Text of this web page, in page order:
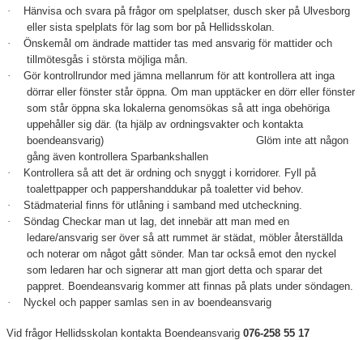
·
Hänvisa och svara på frågor om spelplatser, dusch sker på Ulvesborg
eller sista spelplats för lag som bor på Hellidsskolan.
·
Önskemål om ändrade mattider tas med ansvarig för mattider och
tillmötesgås i största möjliga mån.
·
Gör kontrollrundor med jämna mellanrum för att kontrollera att inga
dörrar eller fönster står öppna. Om man upptäcker en dörr eller fönster
som står öppna ska lokalerna genomsökas så att inga obehöriga
uppehåller sig där. (ta hjälp av ordningsvakter och kontakta
boendeansvarig) Glöm inte att någon
gång även kontrollera Sparbankshallen
·
Kontrollera så att det är ordning och snyggt i korridorer. Fyll på
toalettpapper och pappershanddukar på toaletter vid behov.
·
Städmaterial finns för utlåning i samband med utcheckning.
·
Söndag Checkar man ut lag, det innebär att man med en
ledare/ansvarig ser över så att rummet är städat, möbler återställda
och noterar om något gått sönder. Man tar också emot den nyckel
som ledaren har och signerar att man gjort detta och sparar det
pappret. Boendeansvarig kommer att finnas på plats under söndagen.
·
Nyckel och papper samlas sen in av boendeansvarig
Vid frågor Hellidsskolan kontakta Boendeansvarig 076-258 55 17